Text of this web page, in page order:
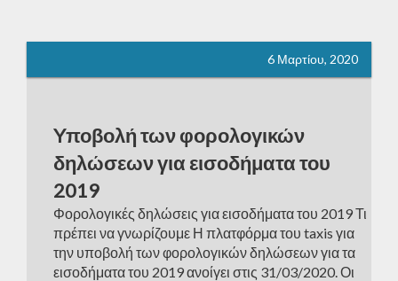
6 Μαρτίου, 2020
Yποβολή των φορολογικών
δηλώσεων για εισοδήματα του
2019
Φορολογικές δηλώσεις για εισοδήματα του 2019 Τι
πρέπει να γνωρίζουμε Η πλατφόρμα του taxis για
την υποβολή των φορολογικών δηλώσεων για τα
εισοδήματα του 2019 ανοίγει στις 31/03/2020. Οι